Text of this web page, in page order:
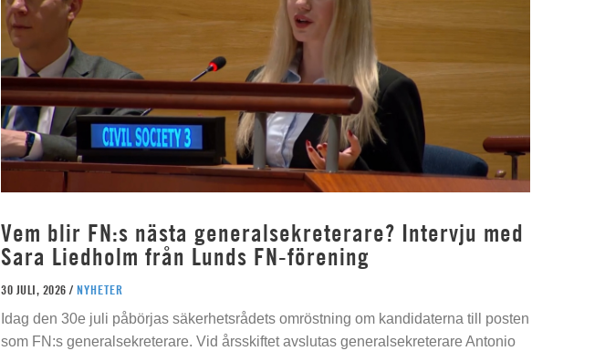
Vem blir FN:s nästa generalsekreterare? Intervju med
Sara Liedholm från Lunds FN-förening
30 JULI, 2026 / NYHETER
Idag den 30e juli påbörjas säkerhetsrådets omröstning om kandidaterna till posten
som FN:s generalsekreterare. Vid årsskiftet avslutas generalsekreterare Antonio